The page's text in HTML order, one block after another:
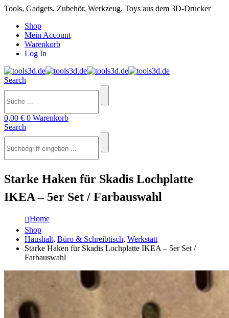
Tools, Gadgets, Zubehör, Werkzeug, Toys aus dem 3D-Drucker
Shop
Mein Account
Warenkorb
Log In
Search
0,00 € 0 Warenkorb
Search
Starke Haken für Skadis Lochplatte
IKEA – 5er Set / Farbauswahl
Home
Shop
Haushalt, Büro & Schreibtisch, Werkstatt
Starke Haken für Skadis Lochplatte IKEA – 5er Set /
Farbauswahl